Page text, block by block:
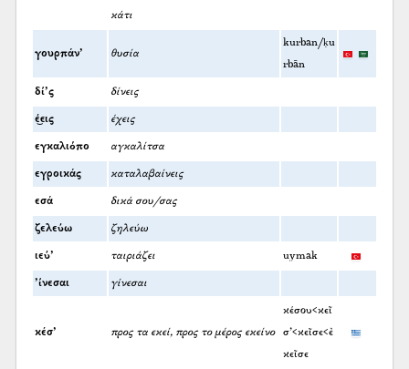
κάτι
γουρπάν’ θυσία
kurban/ḳu
rbān
δί’ς δίνεις
έ͜εις έχεις
εγκαλιόπο αγκαλίτσα
εγροικάς καταλαβαίνεις
εσά δικά σου/σας
ζελεύω ζηλεύω
ιεύ’ ταιριάζει uymak
’ίνεσαι γίνεσαι
κέσ’ προς τα εκεί, προς το μέρος εκείνο
κέσου<κεῖ
σ’<κεῖσε<ἐ
κεῖσε